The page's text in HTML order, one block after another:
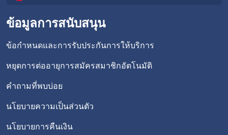
ข้อมูลการสนับสนุน
ข้อกำหนดและการรับประกันการให้บริการ
หยุดการต่ออายุการสมัครสมาชิกอัตโนมัติ
คำถามที่พบบ่อย
นโยบายความเป็นส่วนตัว
นโยบายการคืนเงิน